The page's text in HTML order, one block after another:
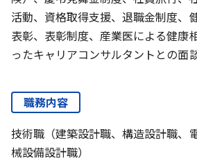
活動、資格取得支援、退職金制度、
表彰、表彰制度、産業医による健康
ったキャリアコンサルタントとの面
職務内容
技術職（建築設計職、構造設計職、
械設備設計職）